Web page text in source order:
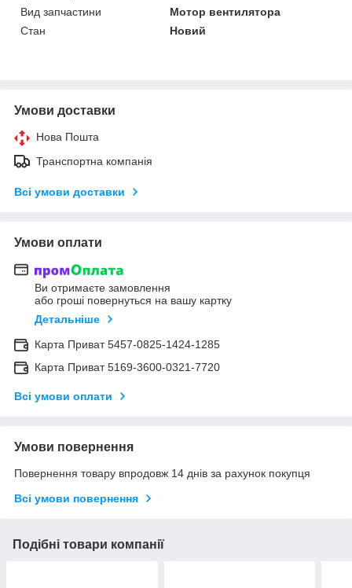
Вид запчастини
Мотор вентилятора
Стан
Новий
Умови доставки
Нова Пошта
Транспортна компанія
Всі умови доставки
Умови оплати
Ви отримаєте замовлення
або гроші повернуться на вашу картку
Детальніше
Карта Приват 5457-0825-1424-1285
Карта Приват 5169-3600-0321-7720
Всі умови оплати
Умови повернення
Повернення товару впродовж 14 днів за рахунок покупця
Всі умови повернення
Подібні товари компанії